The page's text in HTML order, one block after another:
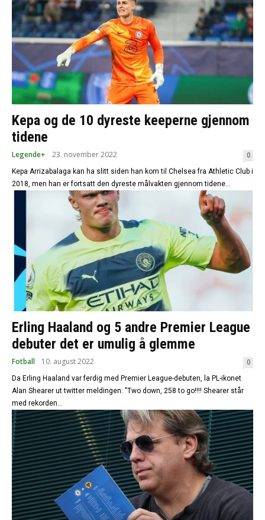
Kepa og de 10 dyreste keeperne gjennom
tidene
Legende+ 23. november 2022 0
Kepa Arrizabalaga kan ha slitt siden han kom til Chelsea fra Athletic Club i
2018, men han er fortsatt den dyreste målvakten gjennom tidene...
Erling Haaland og 5 andre Premier League
debuter det er umulig å glemme
Fotball 10. august 2022 0
Da Erling Haaland var ferdig med Premier League-debuten, la PL-ikonet
Alan Shearer ut twitter meldingen: "Two down, 258 to go!!!! Shearer står
med rekorden...